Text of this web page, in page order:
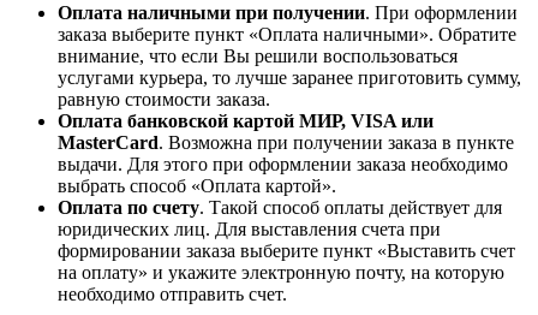
Оплата наличными при получении. При оформлении
заказа выберите пункт «Оплата наличными». Обратите
внимание, что если Вы решили воспользоваться
услугами курьера, то лучше заранее приготовить сумму,
равную стоимости заказа.
Оплата банковской картой МИР, VISA или
MasterCard. Возможна при получении заказа в пункте
выдачи. Для этого при оформлении заказа необходимо
выбрать способ «Оплата картой».
Оплата по счету. Такой способ оплаты действует для
юридических лиц. Для выставления счета при
формировании заказа выберите пункт «Выставить счет
на оплату» и укажите электронную почту, на которую
необходимо отправить счет.